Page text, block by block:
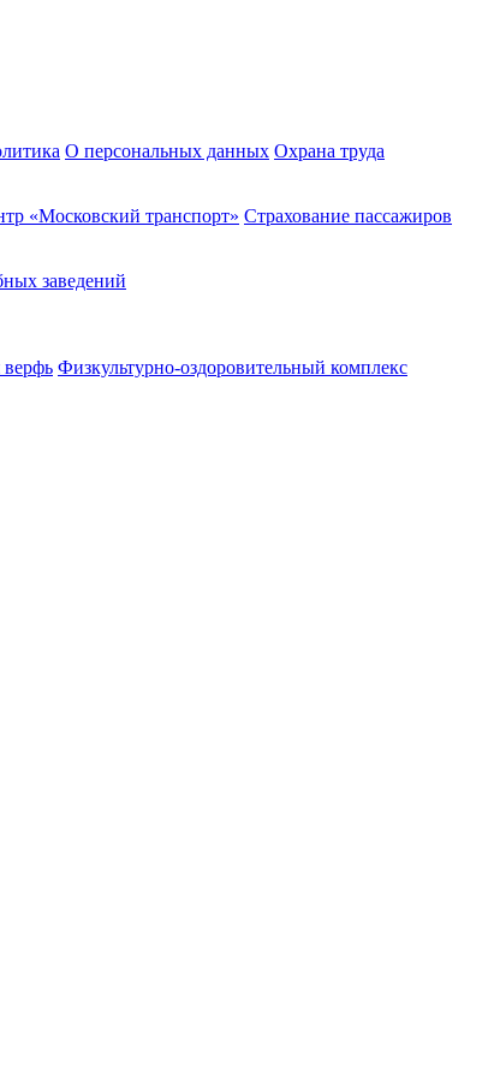
О персональных данных Охрана труда
«Московский транспорт» Страхование пассажиров
заведений
верфь Физкультурно-оздоровительный комплекс